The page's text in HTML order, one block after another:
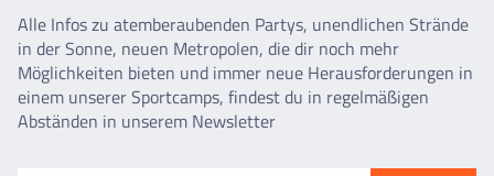
Alle Infos zu atemberaubenden Partys, unendlichen Strände
in der Sonne, neuen Metropolen, die dir noch mehr
Möglichkeiten bieten und immer neue Herausforderungen in
einem unserer Sportcamps, findest du in regelmäßigen
Abständen in unserem Newsletter